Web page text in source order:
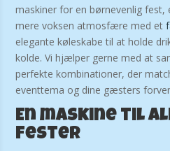
maskiner for en børnevenlig fest,
mere voksen atmosfære med et
elegante køleskabe til at holde
kolde. Vi hjælper gerne med at
perfekte kombinationer, der
eventtema og dine gæsters
En maskine til
fester